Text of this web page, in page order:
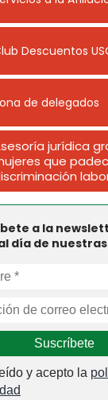
Descuentos
de delegados
jurídica
que
a la
día de
y acepto la